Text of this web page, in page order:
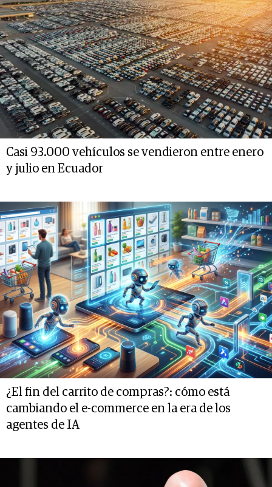
Casi 93.000 vehículos se vendieron entre enero
y julio en Ecuador
¿El fin del carrito de compras?: cómo está
cambiando el e-commerce en la era de los
agentes de IA